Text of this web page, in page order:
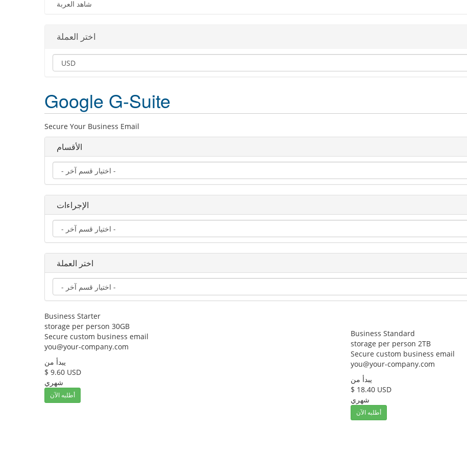
شاهد العربة
اختر العملة
Google G-Suite
Secure Your Business Email
الأقسام
الإجراءات
اختر العملة
Business Starter
storage per person 30GB
Secure custom business email
you@your-company.com
يبدأ من
$ 9.60 USD
شهري
أطلبه الآن
Business Standard
storage per person 2TB
Secure custom business email
you@your-company.com
يبدأ من
$ 18.40 USD
شهري
أطلبه الآن